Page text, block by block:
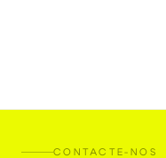
CONTACTE-NOS